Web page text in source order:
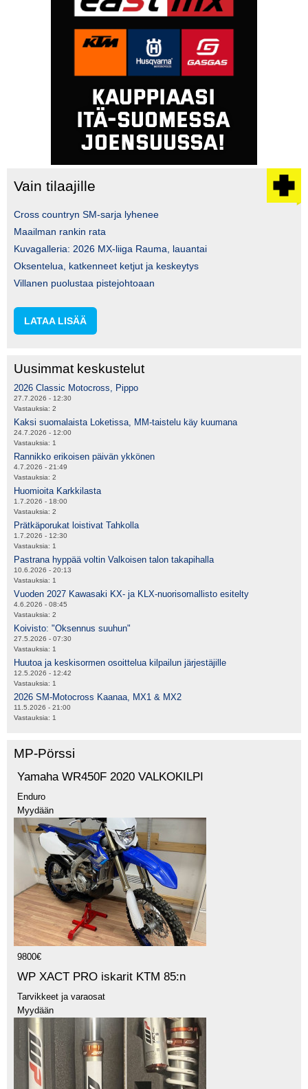
Vain tilaajille
Cross countryn SM-sarja lyhenee
Maailman rankin rata
Kuvagalleria: 2026 MX-liiga Rauma, lauantai
Oksentelua, katkenneet ketjut ja keskeytys
Villanen puolustaa pistejohtoaan
LATAA LISÄÄ
Uusimmat keskustelut
2026 Classic Motocross, Pippo
27.7.2026 - 12:30
Vastauksia: 2
Kaksi suomalaista Loketissa, MM-taistelu käy kuumana
24.7.2026 - 12:00
Vastauksia: 1
Rannikko erikoisen päivän ykkönen
4.7.2026 - 21:49
Vastauksia: 2
Huomioita Karkkilasta
1.7.2026 - 18:00
Vastauksia: 2
Prätkäporukat loistivat Tahkolla
1.7.2026 - 12:30
Vastauksia: 1
Pastrana hyppää voltin Valkoisen talon takapihalla
10.6.2026 - 20:13
Vastauksia: 1
Vuoden 2027 Kawasaki KX- ja KLX-nuorisomallisto esitelty
4.6.2026 - 08:45
Vastauksia: 2
Koivisto: "Oksennus suuhun"
27.5.2026 - 07:30
Vastauksia: 1
Huutoa ja keskisormen osoittelua kilpailun järjestäjille
12.5.2026 - 12:42
Vastauksia: 1
2026 SM-Motocross Kaanaa, MX1 & MX2
11.5.2026 - 21:00
Vastauksia: 1
MP-Pörssi
Yamaha WR450F 2020 VALKOKILPI
Enduro
Myydään
9800€
WP XACT PRO iskarit KTM 85:n
Tarvikkeet ja varaosat
Myydään